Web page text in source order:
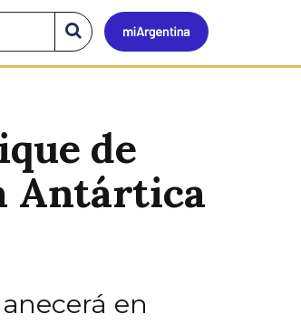
Mi
Buscar
en
el
de
Antártica
en